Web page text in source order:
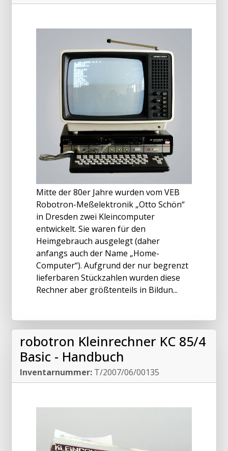
Mitte der 80er Jahre wurden vom VEB
Robotron-Meßelektronik „Otto Schön“
in Dresden zwei Kleincomputer
entwickelt. Sie waren für den
Heimgebrauch ausgelegt (daher
anfangs auch der Name „Home-
Computer“). Aufgrund der nur begrenzt
lieferbaren Stückzahlen wurden diese
Rechner aber größtenteils in Bildun...
robotron Kleinrechner KC 85/4
Basic - Handbuch
Inventarnummer: T/2007/06/00135